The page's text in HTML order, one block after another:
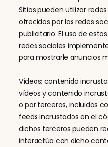
Sitios pueden utilizar
ofrecidos por las redes
publicitario. El uso de
redes sociales
para mostrarle anuncios
Vídeos; contenido
vídeos y contenido
o por terceros, incluidos
feeds incrustados en el
dichos terceros pueden
interactúa con dicho